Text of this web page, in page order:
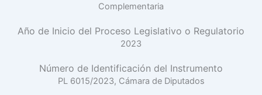
Complementaria
Año de Inicio del Proceso Legislativo o Regulatorio
2023
Número de Identificación del Instrumento
PL 6015/2023, Cámara de Diputados